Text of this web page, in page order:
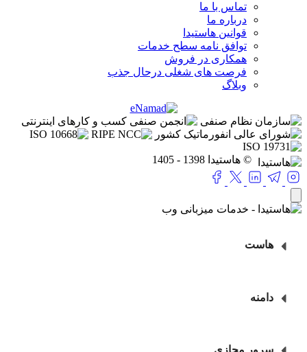
تماس با ما
درباره ما
قوانین هاستیدا
توافق نامه سطح خدمات
همکاری در فروش
فرصت های شغلی درحال جذب
وبلاگ
© هاستیدا 1398 - 1405
هاست
دامنه
سرور مجازی